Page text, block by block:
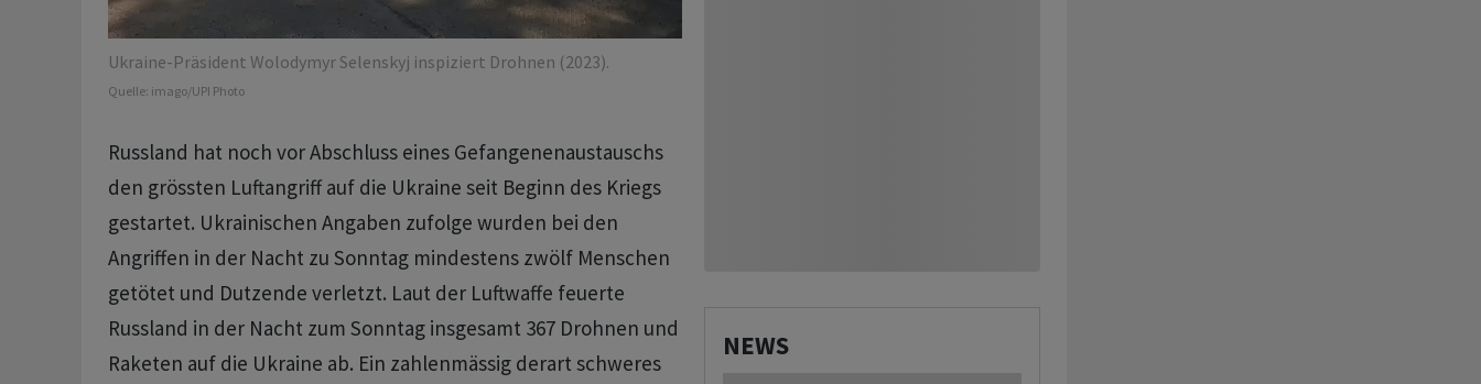
Ukraine-Präsident Wolodymyr Selenskyj inspiziert Drohnen (2023).
Quelle: imago/UPI Photo
Russland hat noch vor Abschluss eines Gefangenenaustauschs
den grössten Luftangriff auf die Ukraine seit Beginn des Kriegs
gestartet. Ukrainischen Angaben zufolge wurden bei den
Angriffen in der Nacht zu Sonntag mindestens zwölf Menschen
getötet und Dutzende verletzt. Laut der Luftwaffe feuerte
Russland in der Nacht zum Sonntag insgesamt 367 Drohnen und
Raketen auf die Ukraine ab. Ein zahlenmässig derart schweres
NEWS